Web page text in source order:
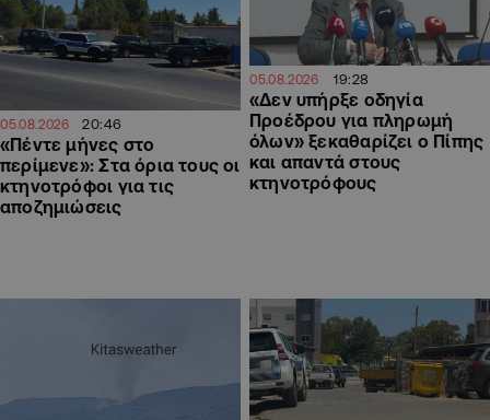
05.08.2026 20:46
«Πέντε μήνες στο
περίμενε»: Στα όρια τους οι
κτηνοτρόφοι για τις
αποζημιώσεις
05.08.2026 19:28
«Δεν υπήρξε οδηγία
Προέδρου για πληρωμή
όλων» ξεκαθαρίζει ο Πίπης
και απαντά στους
κτηνοτρόφους